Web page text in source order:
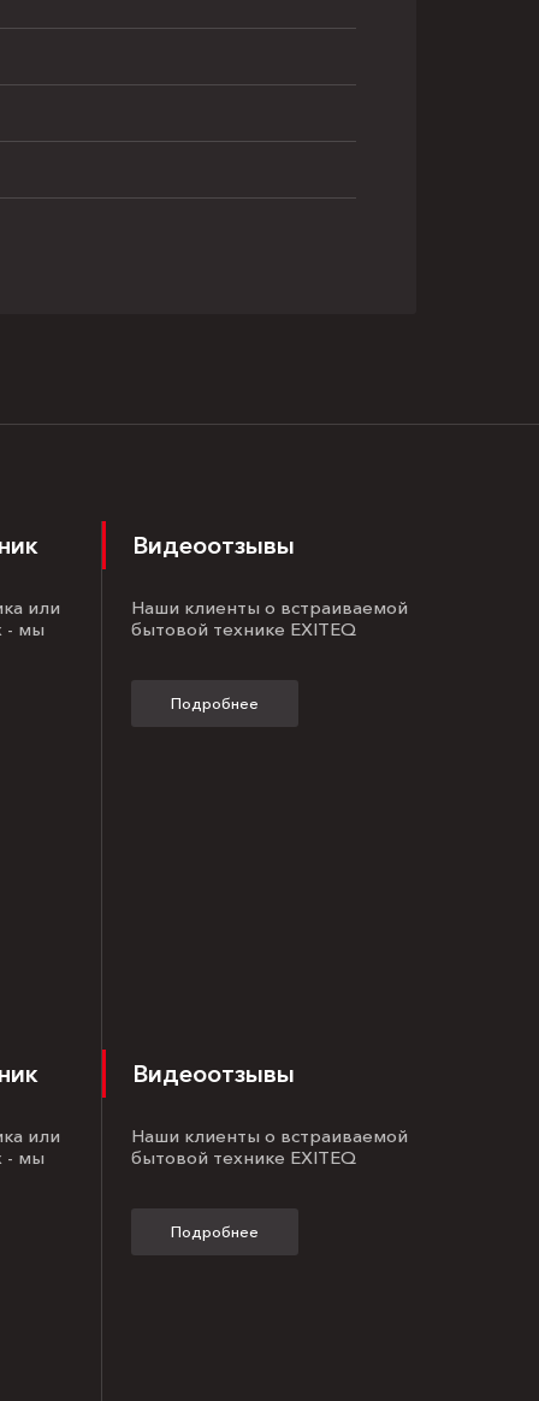
или
- мы
Видеоотзывы
Наши клиенты о встраиваемой
бытовой технике EXITEQ
Подробнее
или
- мы
Видеоотзывы
Наши клиенты о встраиваемой
бытовой технике EXITEQ
Подробнее